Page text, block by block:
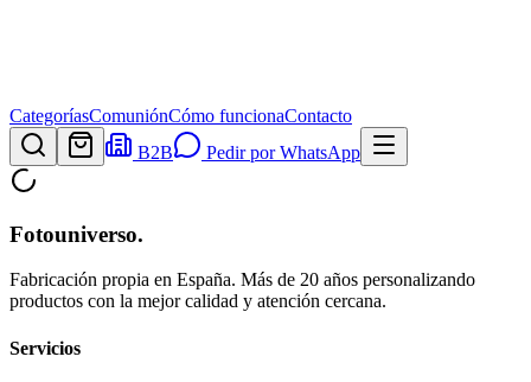
CategoríasComuniónCómo funcionaContacto
B2B
Pedir por WhatsApp
Fotouniverso.
Fabricación propia en España. Más de 20 años personalizando
productos con la mejor calidad y atención cercana.
Servicios